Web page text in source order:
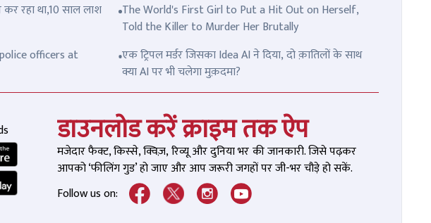
रहा था,10 साल लाश
The World's First Girl to Put a Hit Out on Herself,
Told the Killer to Murder Her Brutally
officers at
एक ट्रिपल मर्डर जिसका Idea AI ने दिया, दो क़ातिलों के साथ
क्या AI पर भी चलेगा मुक़दमा?
डाउनलोड करें क्राइम तक ऐप
मजेदार फैक्ट, किस्से, क्विज़, रिव्यू और दुनिया भर की जानकारी. जिसे पढ़कर
आपको ‘फीलिंग गुड’ हो जाए और आप जरूरी जगहों पर जी-भर चौड़े हो सकें.
Follow us on: